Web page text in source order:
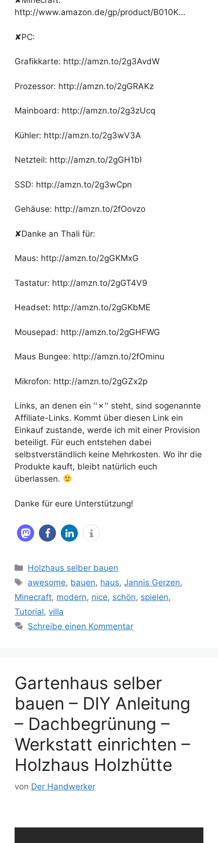
http://www.amazon.de/gp/product/B010K…
✘PC:
Grafikkarte: http://amzn.to/2g3AvdW
Prozessor: http://amzn.to/2gGRAKz
Mainboard: http://amzn.to/2g3zUcq
Kühler: http://amzn.to/2g3wV3A
Netzteil: http://amzn.to/2gGH1bI
SSD: http://amzn.to/2g3wCpn
Gehäuse: http://amzn.to/2fOovzo
✘Danke an Thali für:
Maus: http://amzn.to/2gGKMxG
Tastatur: http://amzn.to/2gGT4V9
Headset: http://amzn.to/2gGKbME
Mousepad: http://amzn.to/2gGHFWG
Maus Bungee: http://amzn.to/2fOminu
Mikrofon: http://amzn.to/2gGZx2p
Links, an denen ein ''✗'' steht, sind sogenannte
Affiliate-Links. Kommt über diesen Link ein
Einkauf zustande, werde ich mit einer Provision
beteiligt. Für euch entstehen dabei
selbstverständlich keine Mehrkosten. Wo ihr die
Produkte kauft, bleibt natürlich euch
überlassen.
Danke für eure Unterstützung!
Kategorien
Holzhaus selber bauen
Schlagwörter
awesome, bauen, haus,Jannis Gerzen,
Minecraft, modern, nice, schön, spielen,
Tutorial, villa
Schreibe einen Kommentar
Gartenhaus selber
bauen – DIY Anleitung
– Dachbegrünung –
Werkstatt einrichten –
Holzhaus Holzhütte
von Der Handwerker